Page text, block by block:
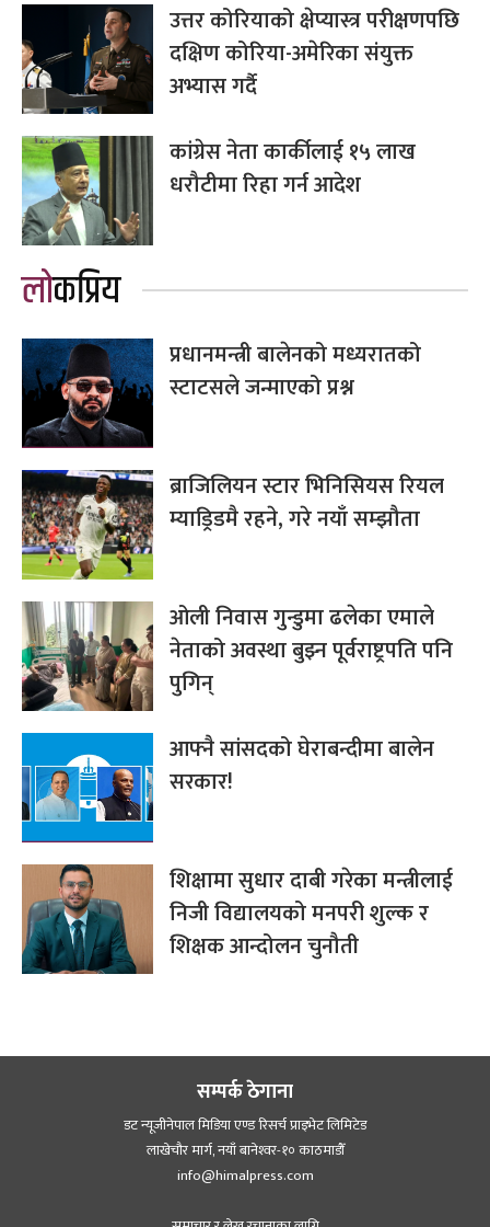
उत्तर कोरियाको क्षेप्यास्त्र परीक्षणपछि
दक्षिण कोरिया-अमेरिका संयुक्त
अभ्यास गर्दै
कांग्रेस नेता कार्कीलाई १५ लाख
धरौटीमा रिहा गर्न आदेश
लोकप्रिय
प्रधानमन्त्री बालेनको मध्यरातको
स्टाटसले जन्माएको प्रश्न
ब्राजिलियन स्टार भिनिसियस रियल
म्याड्रिडमै रहने, गरे नयाँ सम्झौता
ओली निवास गुन्डुमा ढलेका एमाले
नेताको अवस्था बुझ्न पूर्वराष्ट्रपति पनि
पुगिन्
आफ्नै सांसदको घेराबन्दीमा बालेन
सरकार!
शिक्षामा सुधार दाबी गरेका मन्त्रीलाई
निजी विद्यालयको मनपरी शुल्क र
शिक्षक आन्दोलन चुनौती
सम्पर्क ठेगाना
डट न्यूजीनेपाल मिडिया एण्ड रिसर्च प्राइभेट लिमिटेड
लाखेचौर मार्ग, नयाँ बानेश्‍वर-१० काठमाडौँ
info@himalpress.com